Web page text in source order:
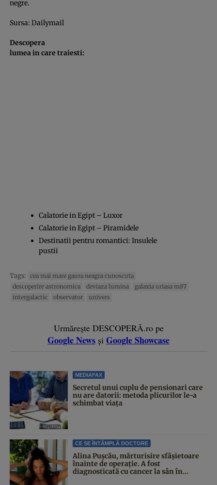
negre.
Sursa: Dailymail
Descopera
lumea in care traiesti:
Calatorie in Egipt – Luxor
Calatorie in Egipt – Piramidele
Destinatii pentru romantici: Insulele
pustii
Tags: cea mai mare gaura neagra cunoscuta
descoperire astronomica
deviaza lumina
galaxia uriasa m87
intergalactic
observator univers
Urmărește DESCOPERĂ.ro pe
Google News și Google Showcase
MEDIAFAX
Secretul unui cuplu de pensionari care
nu are datorii: metoda plicurilor le-a
schimbat viața
CE SE ÎNTÂMPLĂ DOCTORE
Alina Pușcău, mărturisire sfâșietoare
înainte de operație. A fost
diagnosticată cu cancer la sân în...